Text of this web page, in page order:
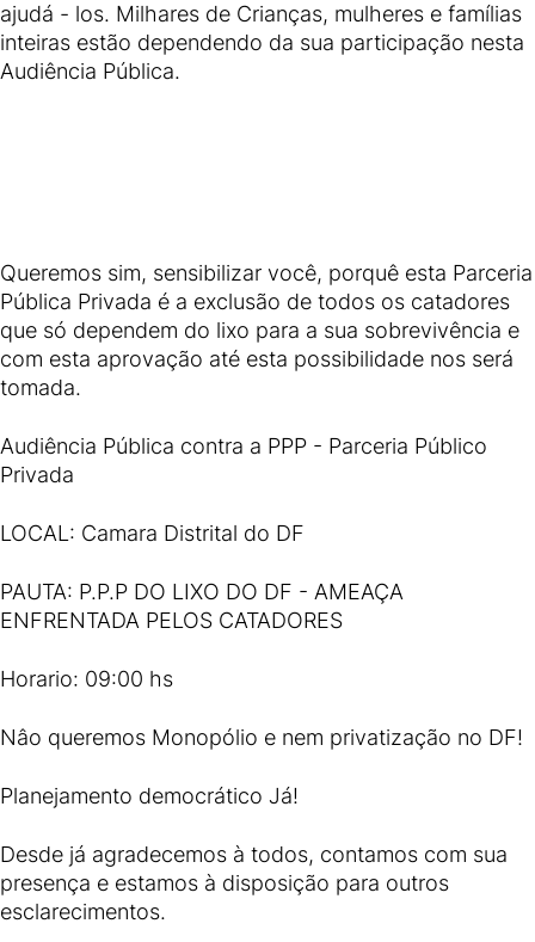
ajudá - los. Milhares de Crianças, mulheres e famílias
inteiras estão dependendo da sua participação nesta
Audiência Pública.
Queremos sim, sensibilizar você, porquê esta Parceria
Pública Privada é a exclusão de todos os catadores
que só dependem do lixo para a sua sobrevivência e
com esta aprovação até esta possibilidade nos será
tomada.
Audiência Pública contra a PPP - Parceria Público
Privada
LOCAL: Camara Distrital do DF
PAUTA: P.P.P DO LIXO DO DF - AMEAÇA
ENFRENTADA PELOS CATADORES
Horario: 09:00 hs
Nâo queremos Monopólio e nem privatização no DF!
Planejamento democrático Já!
Desde já agradecemos à todos, contamos com sua
presença e estamos à disposição para outros
esclarecimentos.